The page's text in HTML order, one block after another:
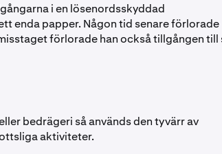
i en lösenordsskyddad
enda papper. Någon tid senare förlorade
förlorade han också tillgången till
bedrägeri så används den tyvärr av
aktiviteter.